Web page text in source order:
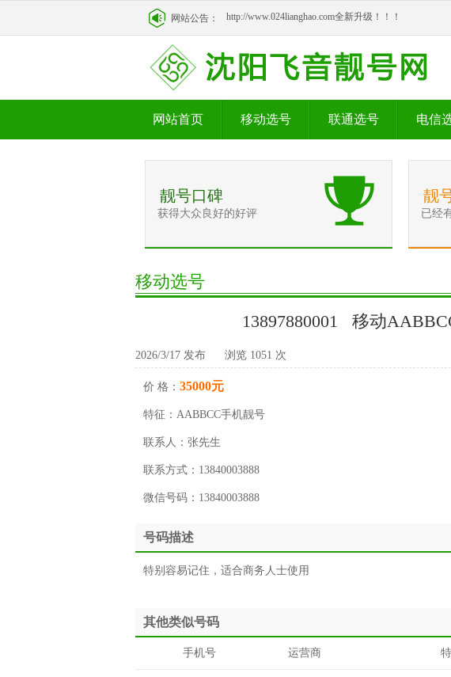
网站公告： http://www.024lianghao.com全新升级！！！
网站首页 移动选号 联通选号 电信
靓号口碑
获得大众良好的好评
靓
已经
移动选号
13897880001 移动
2026/3/17 发布 浏览 1051 次
价 格： 35000元
特征： AABBCC手机靓号
联系人： 张先生
联系方式： 13840003888
微信号码： 13840003888
号码描述
特别容易记住，适合商务人士使用
其他类似号码
手机号 运营商